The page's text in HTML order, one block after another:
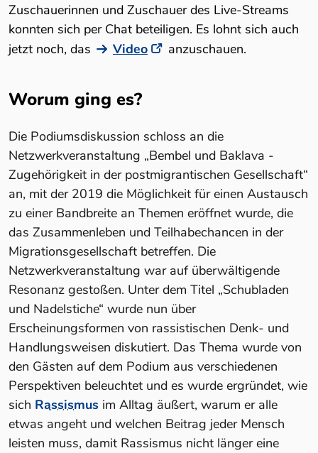
Zuschauerinnen und Zuschauer des Live-Streams
konnten sich per Chat beteiligen. Es lohnt sich auch
jetzt noch, das
Video anzuschauen.
Worum ging es?
Die Podiumsdiskussion schloss an die
Netzwerkveranstaltung „Bembel und Baklava -
Zugehörigkeit in der postmigrantischen Gesellschaft“
an, mit der 2019 die Möglichkeit für einen Austausch
zu einer Bandbreite an Themen eröffnet wurde, die
das Zusammenleben und Teilhabechancen in der
Migrationsgesellschaft betreffen. Die
Netzwerkveranstaltung war auf überwältigende
Resonanz gestoßen. Unter dem Titel „Schubladen
und Nadelstiche“ wurde nun über
Erscheinungsformen von rassistischen Denk- und
Handlungsweisen diskutiert. Das Thema wurde von
den Gästen auf dem Podium aus verschiedenen
Perspektiven beleuchtet und es wurde ergründet, wie
sich Rassismus im Alltag äußert, warum er alle
etwas angeht und welchen Beitrag jeder Mensch
leisten muss, damit Rassismus nicht länger eine